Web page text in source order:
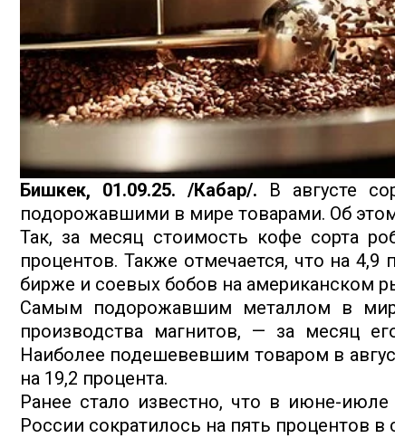
Бишкек, 01.09.25. /Кабар/. В августе
подорожавшими в мире товарами. Об
Так, за месяц стоимость кофе сорта
процентов. Также отмечается, что на
бирже и соевых бобов на американском
Самым подорожавшим металлом в
производства магнитов, — за месяц
Наиболее подешевевшим товаром в
на 19,2 процента.
Ранее стало известно, что в июне-
России сократилось на пять процентов